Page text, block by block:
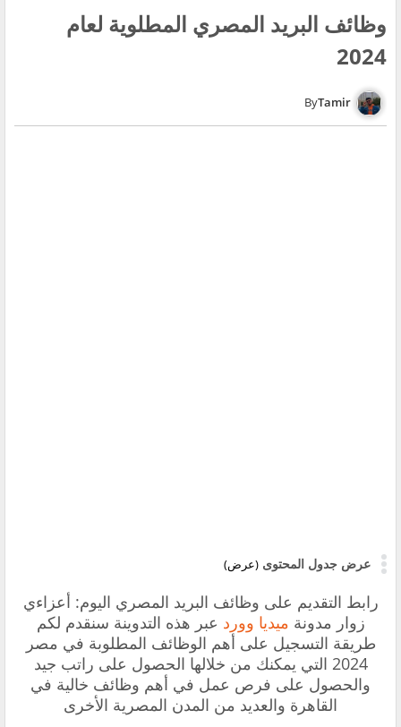
وظائف البريد المصري المطلوية لعام
2024
Tamir
عرض جدول المحتوى (عرض)
رابط التقديم على وظائف البريد المصري اليوم: أعزاءي
زوار مدونة ميديا وورد عبر هذه التدوينة سنقدم لكم
طريقة التسجيل على أهم الوظائف المطلوبة في مصر
2024 التي يمكنك من خلالها الحصول على راتب جيد
والحصول على فرص عمل في أهم وظائف خالية في
القاهرة والعديد من المدن المصرية الأخرى